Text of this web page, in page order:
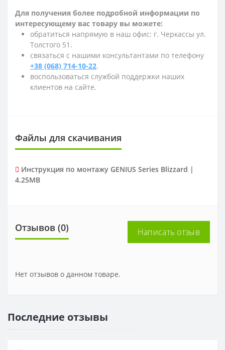
Для получения более подробной информации по
интересующему вас товару вы можете:
обратиться напрямую в наш офис: г. Черкассы ул.
Толстого 51.
связаться с нашими консультантами по телефону
+38 (068) 714-10-22.
воспользоваться службой поддержки наших
клиентов на сайте.
Файлы для скачивания
Инструкция по монтажу GENIUS Series Blizzard |
4.25MB
Отзывов (0) Написать отзыв
Нет отзывов о данном товаре.
Последние отзывы